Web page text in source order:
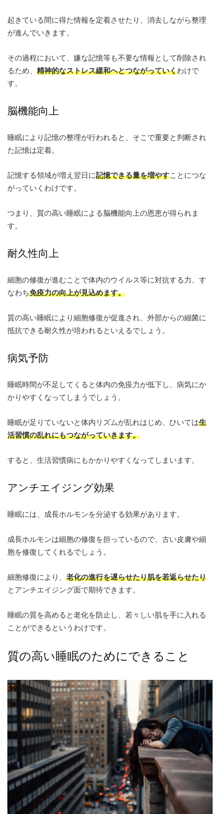
起きている間に得た情報を定着させたり、消去しながら整理
が進んでいきます。
その過程において、嫌な記憶等も不要な情報として削除され
るため、 精神的なストレス緩和へとつながっていくわけで
す。
脳機能向上
睡眠により記憶の整理が行われると、そこで重要と判断され
た記憶は定着。
記憶する領域が増え翌日に記憶できる量を増やすことにつな
がっていくわけです。
つまり、質の高い睡眠による脳機能向上の恩恵が得られま
す。
耐久性向上
細胞の修復が進むことで体内のウイルス等に対抗する力、す
なわち免疫力の向上が見込めます。
質の高い睡眠により細胞修復が促進され、外部からの細菌に
抵抗できる耐久性が培われるといえるでしょう。
病気予防
睡眠時間が不足してくると体内の免疫力が低下し、病気にか
かりやすくなってしまうでしょう。
睡眠が足りていないと体内リズムが乱れはじめ、ひいては生
活習慣の乱れにもつながっていきます。
すると、生活習慣病にもかかりやすくなってしまいます。
アンチエイジング効果
睡眠には、成長ホルモンを分泌する効果があります。
成長ホルモンは細胞の修復を担っているので、古い皮膚や細
胞を修復してくれるでしょう。
細胞修復により、 老化の進行を遅らせたり肌を若返らせたり
とアンチエイジング面で期待できます。
睡眠の質を高めると老化を防止し、若々しい肌を手に入れる
ことができるというわけです。
質の高い睡眠のためにできること